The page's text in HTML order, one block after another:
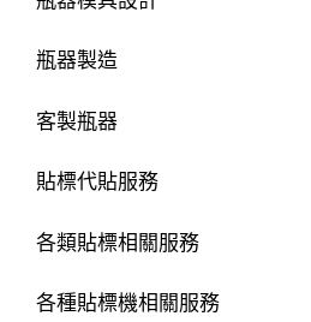
瓶器製造
客製瓶器
貼標代貼服務
各類貼標相關服務
各種貼標機相關服務